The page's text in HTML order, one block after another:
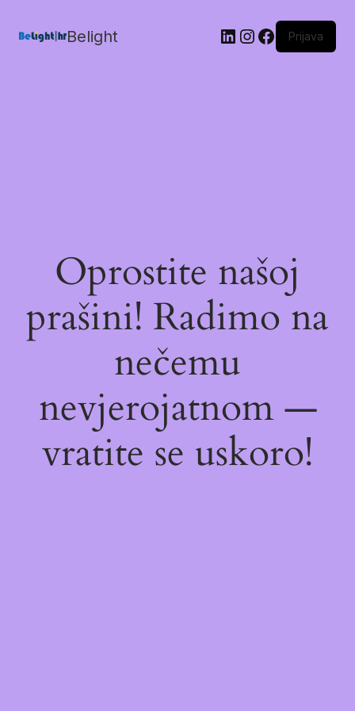
Belight Prijava
Oprostite našoj
prašini! Radimo na
nečemu
nevjerojatnom —
vratite se uskoro!